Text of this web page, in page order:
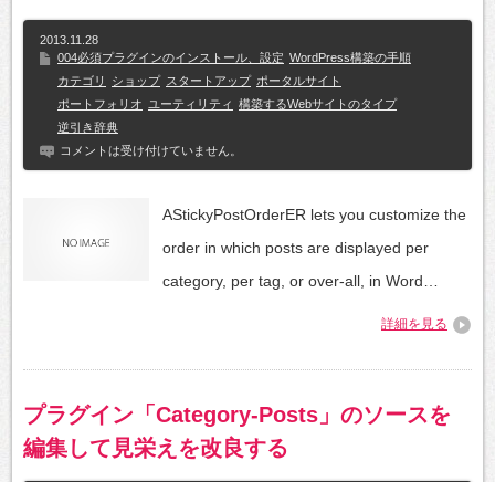
2013.11.28
004必須プラグインのインストール、設定 WordPress構築の手順
カテゴリ
ショップ スタートアップ ポータルサイト
ポートフォリオ
ユーティリティ 構築するWebサイトのタイプ
逆引き辞典
コメントは受け付けていません。
AStickyPostOrderER lets you customize the
order in which posts are displayed per
category, per tag, or over-all, in Word…
詳細を見る
プラグイン「Category-Posts」のソースを
編集して見栄えを改良する